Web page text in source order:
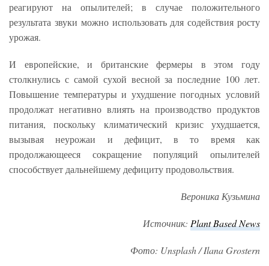
реагируют на опылителей; в случае положительного
результата звуки можно использовать для содействия росту
урожая.
И европейские, и британские фермеры в этом году
столкнулись с самой сухой весной за последние 100 лет.
Повышение температуры и ухудшение погодных условий
продолжат негативно влиять на производство продуктов
питания, поскольку климатический кризис ухудшается,
вызывая неурожаи и дефицит, в то время как
продолжающееся сокращение популяций опылителей
способствует дальнейшему дефициту продовольствия.
Вероника Кузьмина
Источник: Plant Based News
Фото: Unsplash / Ilana Grostern